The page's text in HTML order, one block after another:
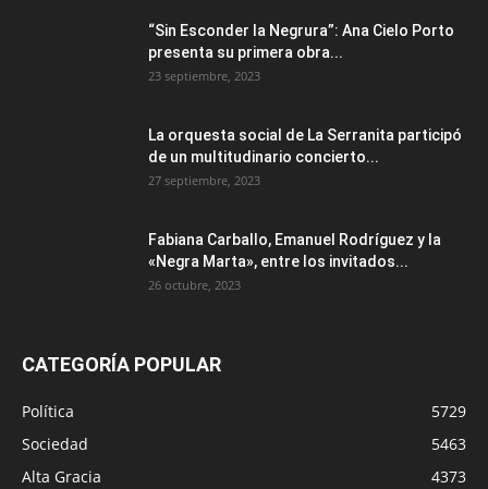
“Sin Esconder la Negrura”: Ana Cielo Porto
presenta su primera obra...
23 septiembre, 2023
La orquesta social de La Serranita participó
de un multitudinario concierto...
27 septiembre, 2023
Fabiana Carballo, Emanuel Rodríguez y la
«Negra Marta», entre los invitados...
26 octubre, 2023
CATEGORÍA POPULAR
Política
5729
Sociedad
5463
Alta Gracia
4373